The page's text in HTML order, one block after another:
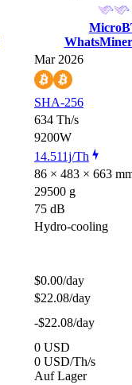
Mar 2026
SHA-256
634 Th/s
9200W
14.511j/Th
86 × 483 × 663
29500 g
75 dB
Hydro-cooling
$0.00/day
$22.08/day
-$22.08/day
0 USD
0 USD/Th/s
Auf Lager